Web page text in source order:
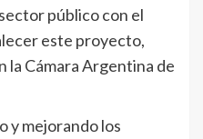
público con el
este proyecto,
la Cámara Argentina de
y mejorando los